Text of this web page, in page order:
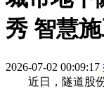
秀 智慧
2026-07-02 00:09:17
近日，隧道股份